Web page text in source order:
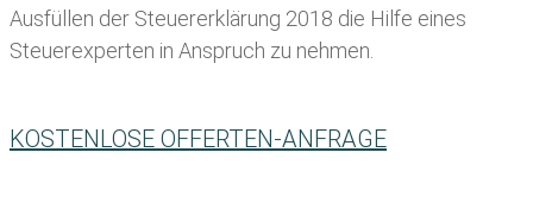
Ausfüllen der Steuererklärung 2018 die Hilfe eines
Steuerexperten in Anspruch zu nehmen.
KOSTENLOSE OFFERTEN-ANFRAGE